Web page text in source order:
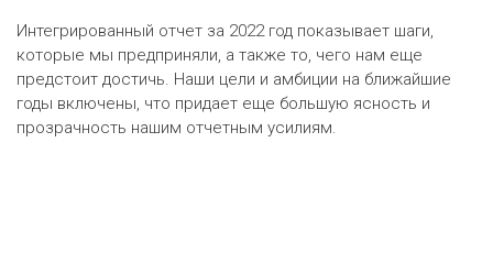
Интегрированный отчет за 2022 год показывает шаги,
которые мы предприняли, а также то, чего нам еще
предстоит достичь. Наши цели и амбиции на ближайшие
годы включены, что придает еще большую ясность и
прозрачность нашим отчетным усилиям.